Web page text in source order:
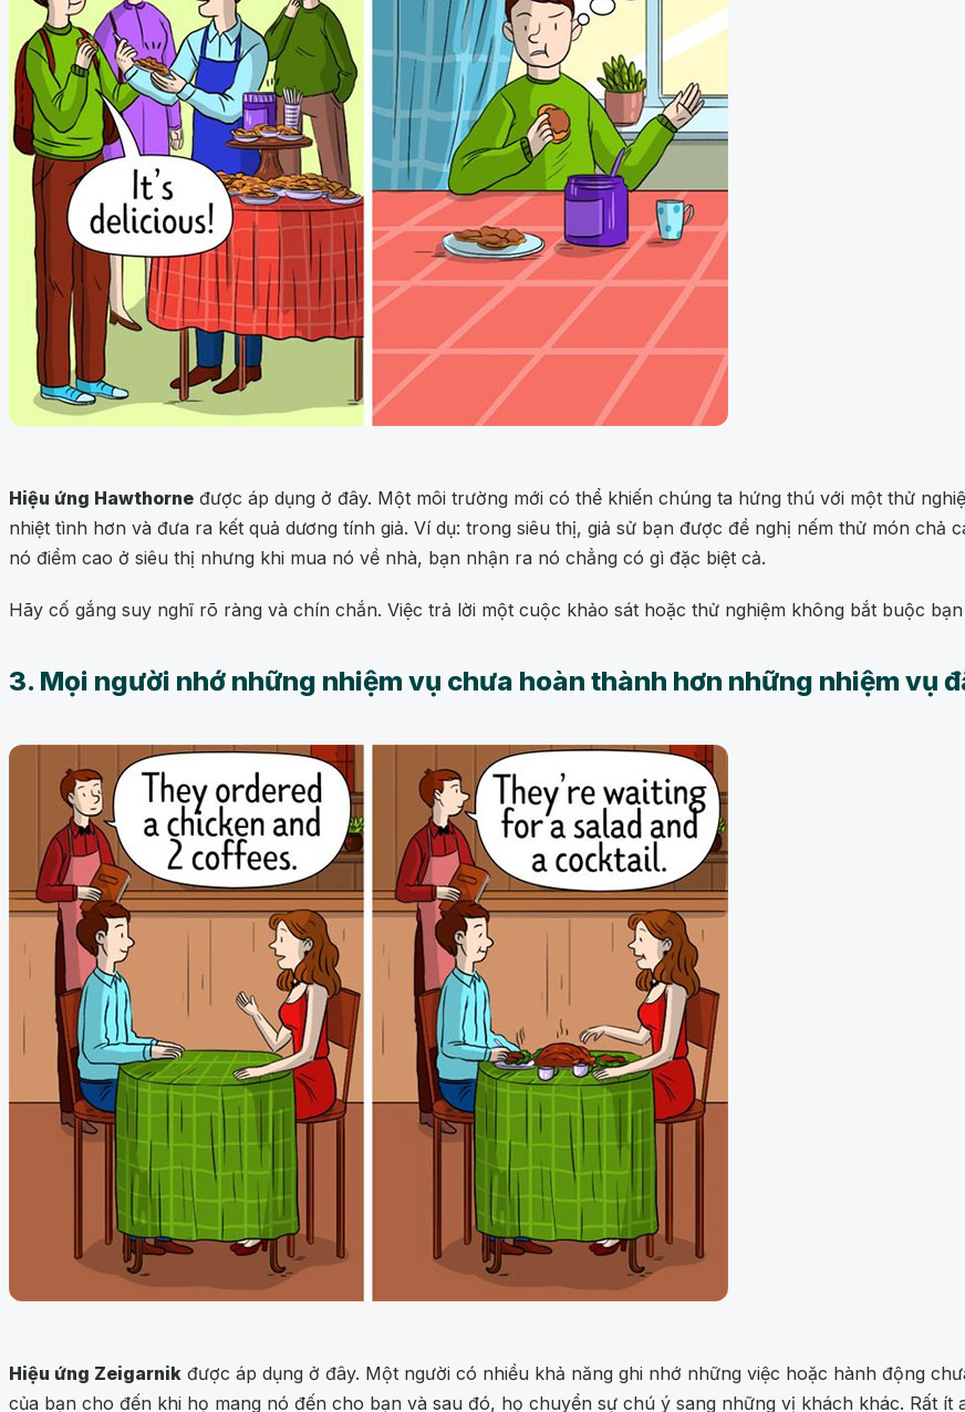
Hiệu ứng Hawthorne được áp dụng ở đây. Một môi trường mới có thể khiến chúng ta hứng thú với một thử
nhiệt tình hơn và đưa ra kết quả dương tính giả. Ví dụ: trong siêu thị, giả sử bạn được đề nghị nếm thử món chả
nó điểm cao ở siêu thị nhưng khi mua nó về nhà, bạn nhận ra nó chẳng có gì đặc biệt cả.
Hãy cố gắng suy nghĩ rõ ràng và chín chắn. Việc trả lời một cuộc khảo sát hoặc thử nghiệm không bắt buộc
3. Mọi người nhớ những nhiệm vụ chưa hoàn thành hơn những nhiệm vụ
Hiệu ứng Zeigarnik được áp dụng ở đây. Một người có nhiều khả năng ghi nhớ những việc hoặc hành động
của bạn cho đến khi họ mang nó đến cho bạn và sau đó, họ chuyển sự chú ý sang những vị khách khác. Rất